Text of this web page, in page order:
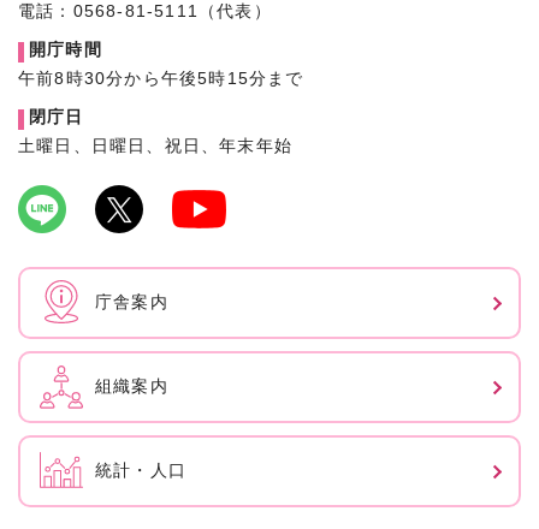
電話：0568-81-5111（代表）
開庁時間
午前8時30分から午後5時15分まで
閉庁日
土曜日、日曜日、祝日、年末年始
庁舎案内
組織案内
統計・人口